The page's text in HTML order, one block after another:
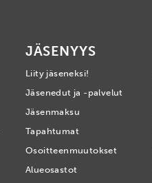
JÄSENYYS
Liity jäseneksi!
Jäsenedut ja -palvelut
Jäsenmaksu
Tapahtumat
Osoitteenmuutokset
Alueosastot